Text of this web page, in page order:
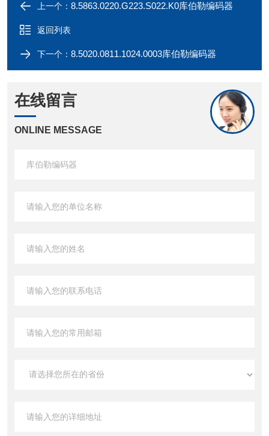
上一个： 8.5863.0220.G223.S022.K0库伯勒编码器
返回列表
下一个： 8.5020.0811.1024.0003库伯勒编码器
在线留言
ONLINE MESSAGE